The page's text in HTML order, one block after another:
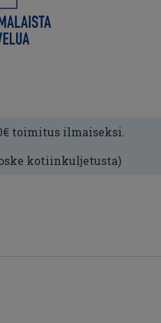
toimitus ilmaiseksi.
kotiinkuljetusta)